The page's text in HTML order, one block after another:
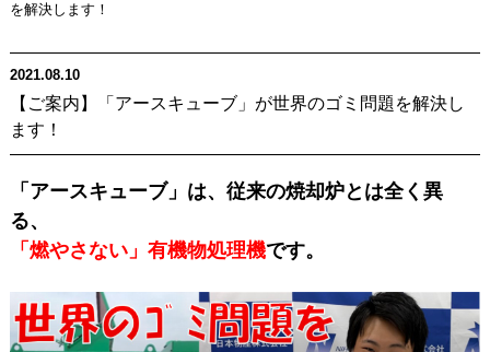
を解決します！
2021.08.10
【ご案内】「アースキューブ」が世界のゴミ問題を解決し
ます！
「アースキューブ」は、従来の焼却炉とは全く異
る、
「燃やさない」有機物処理機です。